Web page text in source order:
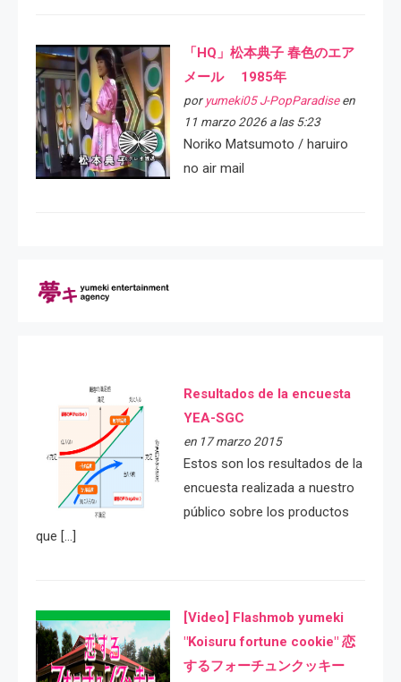
「HQ」松本典子 春色のエア
メール 1985年
por yumeki05 J-PopParadiseen
11 marzo 2026 a las 5:23
Noriko Matsumoto / haruiro
no air mail
Resultados de la encuesta
YEA-SGC
en 17 marzo 2015
Estos son los resultados de la
encuesta realizada a nuestro
público sobre los productos
que […]
[Video] Flashmob yumeki
"Koisuru fortune cookie" 恋
するフォーチュンクッキー